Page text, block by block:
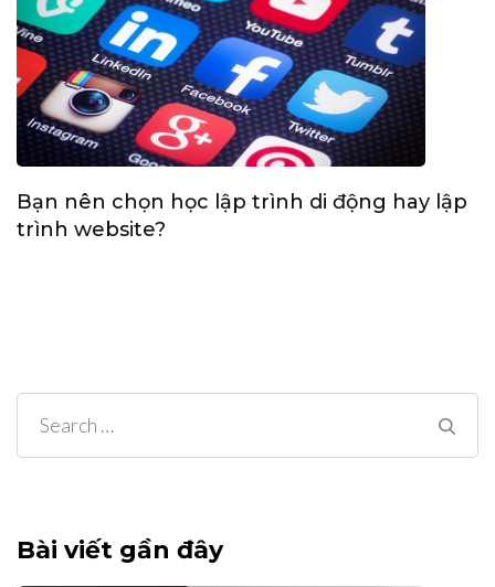
Bạn nên chọn học lập trình di động hay lập
trình website?
Search
for:
Bài viết gần đây